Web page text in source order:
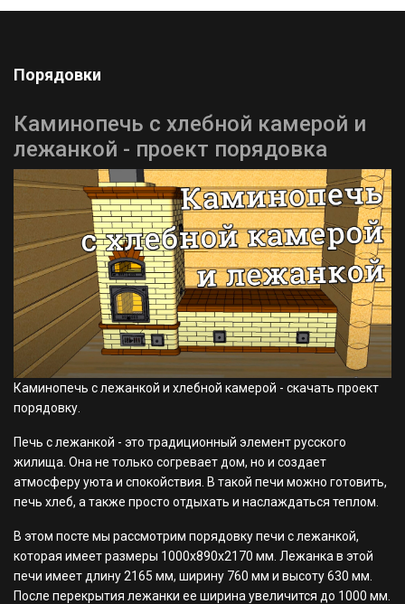
Порядовки
Каминопечь с хлебной камерой и
лежанкой - проект порядовка
Каминопечь с лежанкой и хлебной камерой - скачать проект
порядовку.
Печь с лежанкой - это традиционный элемент русского
жилища. Она не только согревает дом, но и создает
атмосферу уюта и спокойствия. В такой печи можно готовить,
печь хлеб, а также просто отдыхать и наслаждаться теплом.
В этом посте мы рассмотрим порядовку печи с лежанкой,
которая имеет размеры 1000x890x2170 мм. Лежанка в этой
печи имеет длину 2165 мм, ширину 760 мм и высоту 630 мм.
После перекрытия лежанки ее ширина увеличится до 1000 мм.